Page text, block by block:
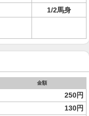
1/2馬身
金額
250円
130円